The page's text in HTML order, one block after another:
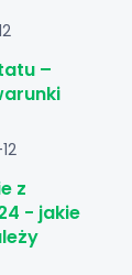
–
z
- jakie